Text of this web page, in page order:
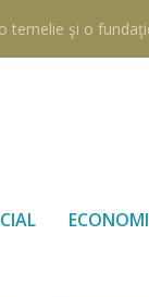
temelie şi o